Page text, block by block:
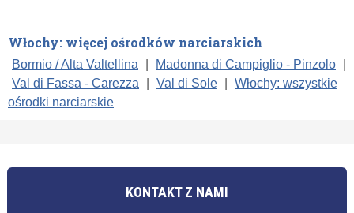
Włochy: więcej ośrodków narciarskich
Bormio / Alta Valtellina Madonna di Campiglio - Pinzolo
Val di Fassa - Carezza
Val di Sole
Włochy: wszystkie
ośrodki narciarskie
KONTAKT Z NAMI